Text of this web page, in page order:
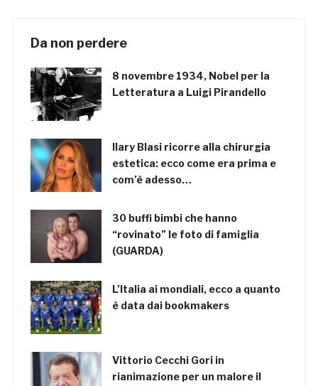
Da non perdere
8 novembre 1934, Nobel per la
Letteratura a Luigi Pirandello
Ilary Blasi ricorre alla chirurgia
estetica: ecco come era prima e
com’è adesso…
30 buffi bimbi che hanno
“rovinato” le foto di famiglia
(GUARDA)
L’Italia ai mondiali, ecco a quanto
è data dai bookmakers
Vittorio Cecchi Gori in
rianimazione per un malore il